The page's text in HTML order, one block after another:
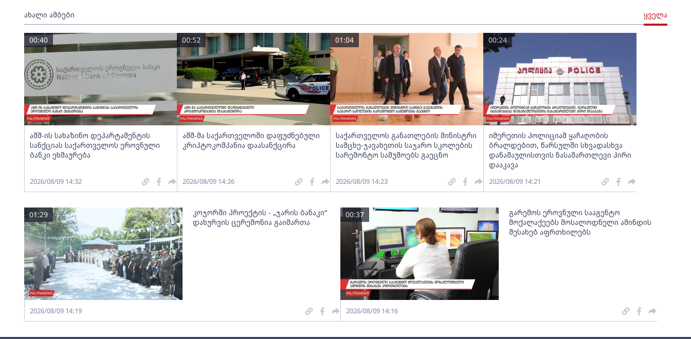
ახალი ამბები ყველა
აშშ-ის სახაზინო დეპარტამენტის
სანქციას საქართველოს ეროვნული
ბანკი ეხმაურება
00:40
2026/08/09 14:32
აშშ-მა საქართველოში დაფუძნებული
კრიპტოკომპანია დაასანქცირა
00:52
2026/08/09 14:26
საქართველოს განათლების მინისტრი
სამცხე-ჯავახეთის საჯარო სკოლების
სარემონტო სამუშოებს გაეცნო
01:04
2026/08/09 14:23
იმერეთის პოლიციამ ყაჩაღობის
ბრალდებით, წარსულში სხვადასხვა
დანაშაულისთვის ნასამართლევი პირი
დააკავა
00:24
2026/08/09 14:21
კოჯორში პროექტის - „ჯარის ბანაკი“
დახურვის ცერემონია გაიმართა
01:29
2026/08/09 14:19
გარემოს ეროვნული სააგენტო
მოქალაქეებს მოსალოდნელი ამინდის
შესახებ აფრთხილებს
00:37
2026/08/09 14:16